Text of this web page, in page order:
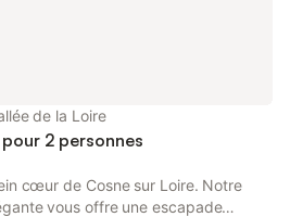
de la Loire
2 personnes
cœur de Cosne sur Loire. Notre
vous offre une escapade